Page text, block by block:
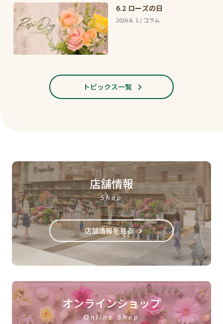
6.2 ローズの日
2026.6. 1 / コラム
トピックス一覧
店舗情報
Shop
店舗情報を見る
オンラインショップ
Online Shop